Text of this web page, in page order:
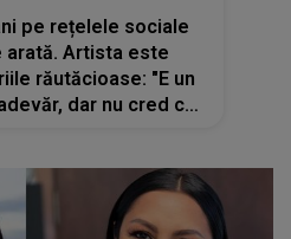
pe rețelele sociale
arată. Artista este
răutăcioase: "E un
dar nu cred că